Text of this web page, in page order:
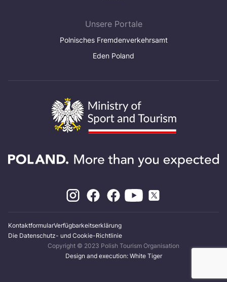
Unsere Portale
Polnisches Fremdenverkehrsamt
Eden Poland
KontaktformularVerfügbarkeitserklärung
Die Datenschutz- und Cookie-Richtlinie
Copyright © 2023 Polish Tourism Organisation
Design and execution: White Tiger